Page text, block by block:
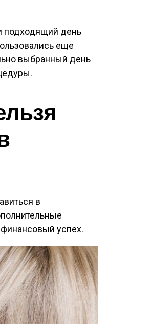
подходящий день
еще
выбранный день
в
успех.